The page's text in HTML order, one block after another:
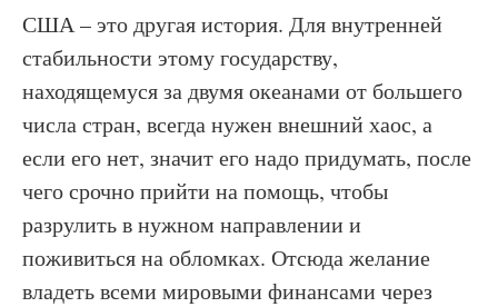
США – это другая история. Для внутренней
стабильности этому государству,
находящемуся за двумя океанами от большего
числа стран, всегда нужен внешний хаос, а
если его нет, значит его надо придумать, после
чего срочно прийти на помощь, чтобы
разрулить в нужном направлении и
поживиться на обломках. Отсюда желание
владеть всеми мировыми финансами через